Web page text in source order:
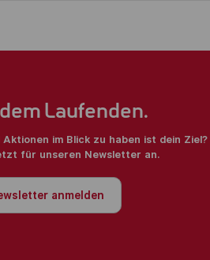
Laufenden.
im Blick zu haben ist dein Ziel?
für unseren Newsletter an.
anmelden